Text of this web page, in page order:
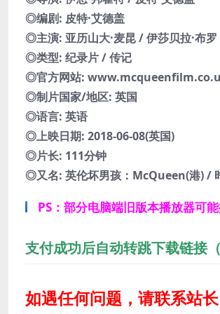
◎编剧: 皮特·艾德盖
◎主演: 亚历山大·麦昆 / 伊莎贝拉·布
◎类型: 纪录片 / 传记
◎官方网站:
◎制片国家/地区: 英国
◎语言: 英语
◎上映日期: 2018-06-08(英国)
◎片长: 111分钟
◎又名: 英伦坏男孩：McQueen(港) /
PS：部分电脑端旧版本播放器可
支付成功后自动转跳下载链接（
如遇任何问题，请联系站长